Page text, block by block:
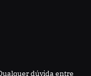
dúvida entre